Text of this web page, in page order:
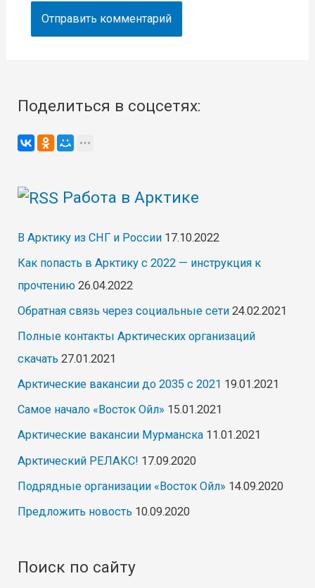
Поделиться в соцсетях:
Работа в Арктике
В Арктику из СНГ и России 17.10.2022
Как попасть в Арктику с 2022 — инструкция к
прочтению 26.04.2022
Обратная связь через социальные сети 24.02.2021
Полные контакты Арктических организаций
скачать 27.01.2021
Арктические вакансии до 2035 с 2021 19.01.2021
Самое начало «Восток Ойл» 15.01.2021
Арктические вакансии Мурманска 11.01.2021
Арктический РЕЛАКС! 17.09.2020
Подрядные организации «Восток Ойл» 14.09.2020
Предложить новость 10.09.2020
Поиск по сайту